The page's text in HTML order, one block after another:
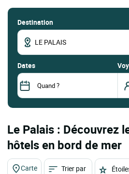
Destination
dates
Le Palais : Découvrez
hôtels en bord de mer
Carte Trier par